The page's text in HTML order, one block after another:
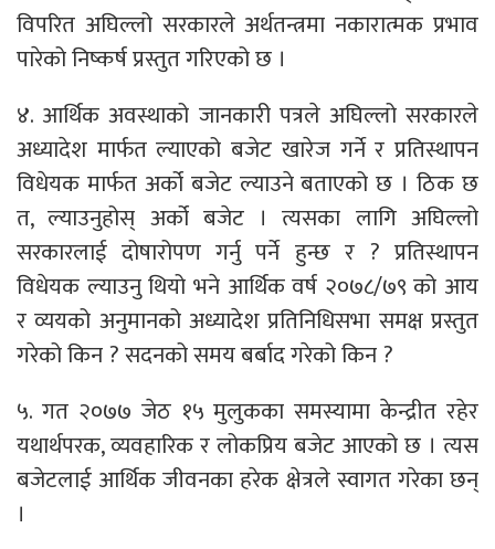
विपरित अघिल्लो सरकारले अर्थतन्त्रमा नकारात्मक प्रभाव
पारेको निष्कर्ष प्रस्तुत गरिएको छ ।
४. आर्थिक अवस्थाको जानकारी पत्रले अघिल्लो सरकारले
अध्यादेश मार्फत ल्याएको बजेट खारेज गर्ने र प्रतिस्थापन
विधेयक मार्फत अर्को बजेट ल्याउने बताएको छ । ठिक छ
त, ल्याउनुहोस् अर्को बजेट । त्यसका लागि अघिल्लो
सरकारलाई दोषारोपण गर्नु पर्ने हुन्छ र ? प्रतिस्थापन
विधेयक ल्याउनु थियो भने आर्थिक वर्ष २०७८/७९ को आय
र व्ययको अनुमानको अध्यादेश प्रतिनिधिसभा समक्ष प्रस्तुत
गरेको किन ? सदनको समय बर्बाद गरेको किन ?
५. गत २०७७ जेठ १५ मुलुकका समस्यामा केन्द्रीत रहेर
यथार्थपरक, व्यवहारिक र लोकप्रिय बजेट आएको छ । त्यस
बजेटलाई आर्थिक जीवनका हरेक क्षेत्रले स्वागत गरेका छन्
।